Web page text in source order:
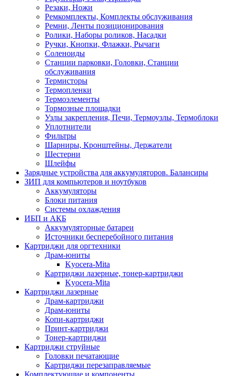
Резаки, Ножи
Ремкомплекты, Комплекты обслуживания
Ремни, Ленты позиционирования
Ролики, Наборы роликов, Насадки
Ручки, Кнопки, Флажки, Рычаги
Соленоиды
Станции парковки, Головки, Станции
обслуживания
Термисторы
Термопленки
Термоэлементы
Тормозные площадки
Узлы закрепления, Печи, Термоузлы, Термоблоки
Уплотнители
Фильтры
Шарниры, Кронштейны, Держатели
Шестерни
Шлейфы
Зарядные устройства для аккумуляторов. Балансиры
ЗИП для компьютеров и ноутбуков
Аккумуляторы
Блоки питания
Системы охлаждения
ИБП и АКБ
Аккумуляторные батареи
Источники бесперебойного питания
Картриджи для оргтехники
Драм-юниты
Kyocera-Mita
Картриджи лазерные, тонер-картриджи
Kyocera-Mita
Картриджи лазерные
Драм-картриджи
Драм-юниты
Копи-картриджи
Принт-картриджи
Тонер-картриджи
Картриджи струйные
Головки печатающие
Картриджи перезаправляемые
Комплектующие и компоненты